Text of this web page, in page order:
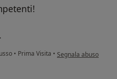
• Prima Visita • secondo l'opinione
Segnala abuso